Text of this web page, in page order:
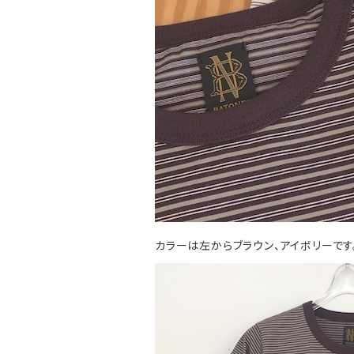
カラーは左からブラウン、アイボリーです